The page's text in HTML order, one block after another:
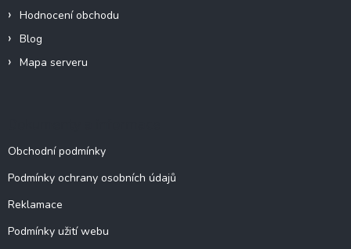
Hodnocení obchodu
Blog
Mapa serveru
Obchodní podmínky
Podmínky ochrany osobních údajů
Reklamace
Podmínky užití webu